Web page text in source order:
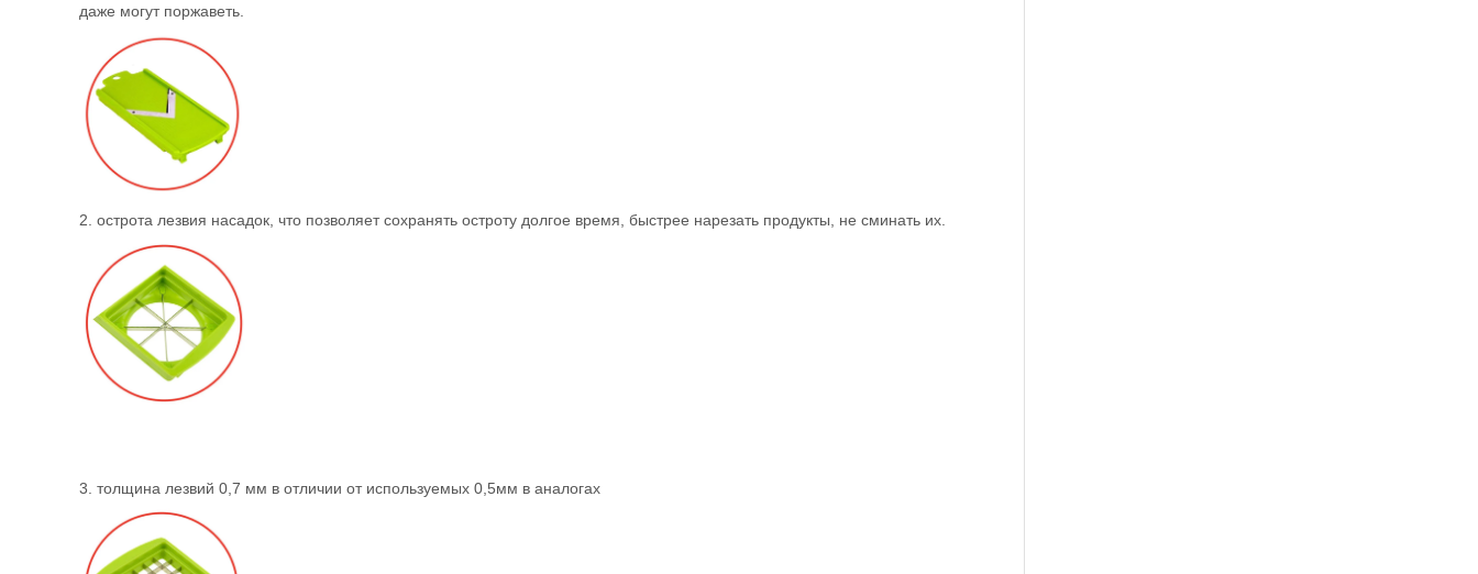
даже могут поржаветь.
2. острота лезвия насадок, что позволяет сохранять остроту долгое время, быстрее нарезать продукты, не сминать их.
3. толщина лезвий 0,7 мм в отличии от используемых 0,5мм в аналогах